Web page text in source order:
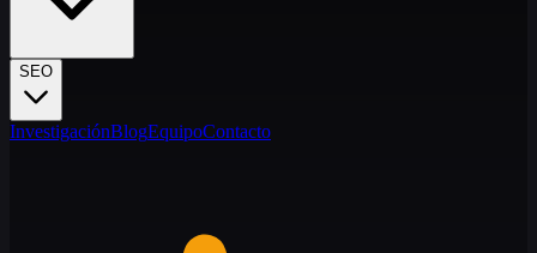
SEO
InvestigaciónBlogEquipoContacto